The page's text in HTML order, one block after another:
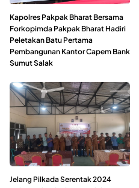
Kapolres Pakpak Bharat Bersama
Forkopimda Pakpak Bharat Hadiri
Peletakan Batu Pertama
Pembangunan Kantor Capem Bank
Sumut Salak
Jelang Pilkada Serentak 2024